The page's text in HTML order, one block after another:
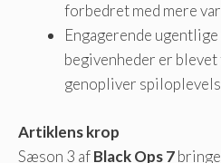
forbedret med mere
Engagerende
begivenheder er
genopliver
Artiklens krop
Sæson 3 afBlack Ops 7